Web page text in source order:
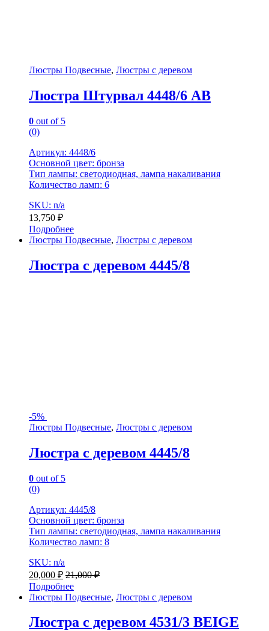
Люстры Подвесные, Люстры с деревом
Люстра Штурвал 4448/6 AB
0 out of 5
(0)
Артикул: 4448/6
Основной цвет: бронза
Тип лампы: светодиодная, лампа накаливания
Количество ламп: 6
SKU: n/a
13,750 ₽
Подробнее
Люстры Подвесные, Люстры с деревом
Люстра с деревом 4445/8
-5%
Люстры Подвесные, Люстры с деревом
Люстра с деревом 4445/8
0 out of 5
(0)
Артикул: 4445/8
Основной цвет: бронза
Тип лампы: светодиодная, лампа накаливания
Количество ламп: 8
SKU: n/a
20,000 ₽ 21,000₽
Подробнее
Люстры Подвесные, Люстры с деревом
Люстра с деревом 4531/3 BEIGE